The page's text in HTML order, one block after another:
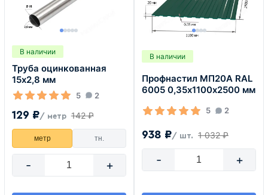
В наличии
Труба оцинкованная
15х2,8 мм
5 2
129 ₽/ метр 142 ₽
метр тн.
- +
В наличии
Профнастил МП20А RAL
6005 0,35х1100х2500 мм
5 2
938 ₽/ шт. 1 032 ₽
- +